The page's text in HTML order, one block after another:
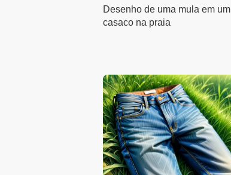
Desenho de uma mula em um
casaco na praia